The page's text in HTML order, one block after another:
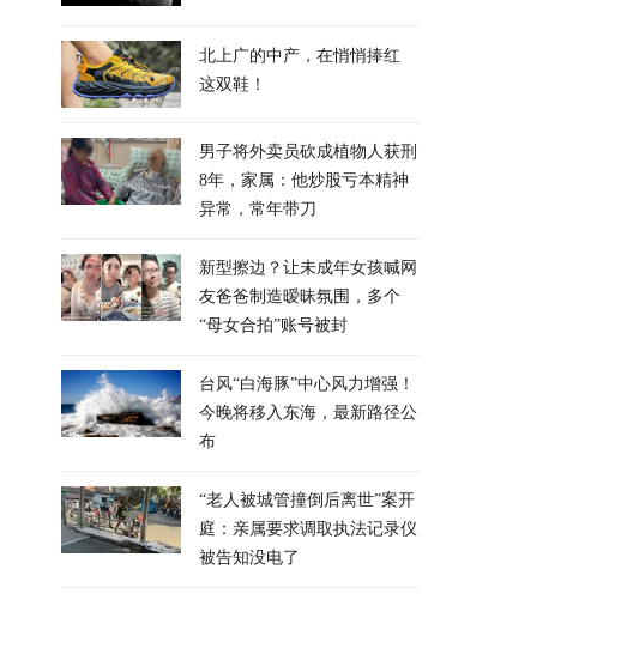
北上广的中产，在悄悄捧红
这双鞋！
男子将外卖员砍成植物人获刑
8年，家属：他炒股亏本精神
异常，常年带刀
新型擦边？让未成年女孩喊网
友爸爸制造暧昧氛围，多个
“母女合拍”账号被封
台风“白海豚”中心风力增强！
今晚将移入东海，最新路径公
布
“老人被城管撞倒后离世”案开
庭：亲属要求调取执法记录仪
被告知没电了